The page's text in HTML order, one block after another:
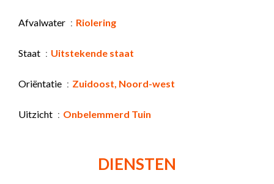
Afvalwater Riolering
Staat Uitstekende staat
Oriëntatie Zuidoost, Noord-west
Uitzicht Onbelemmerd Tuin
DIENSTEN